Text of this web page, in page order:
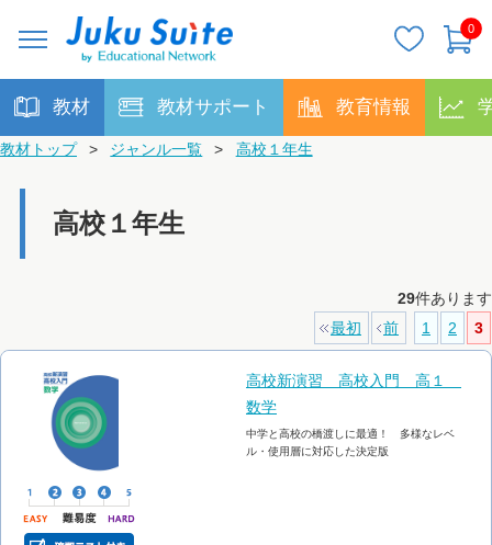
0
教材 教材サポート 教育情報
教材トップ > ジャンル一覧 > 高校１年生
高校１年生
29件あります
最初
前 1 2 3
高校新演習 高校入門 高１
数学
中学と高校の橋渡しに最適！ 多様なレベ
ル・使用層に対応した決定版